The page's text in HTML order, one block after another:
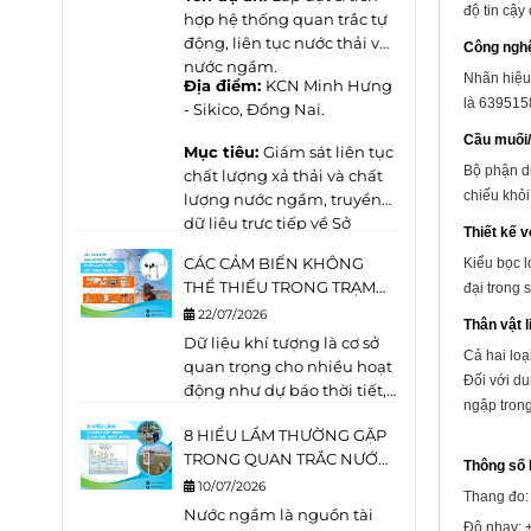
độ tin cậy
Công
Nhãn
là
Cầu
Bộ phận
chiếu
Thiết kế
Kiểu bọc
đại trong
Thân vật
Cả hai
Đối với
ngập
Thông số
Thang
nước. Mặc dù đều là các
công trình khai thác vào
tầng chứa nước dưới
đất,giếng khai
thác và giếng quan
đích hoàn toàn khác nhau.
hợp hệ thống quan trắc tự
động, liên tục nước thải và
nước ngầm.
Địa điểm: KCN Minh Hưng
- Sikico, Đồng Nai.
Mục tiêu: Giám sát liên tục
chất lượng xả thải và chất
lượng nước ngầm, truyền
dữ liệu trực tiếp về Sở
trường theo đúng quy định
pháp luật.
CÁC CẢM BIẾN KHÔNG
THỂ THIẾU TRONG TRẠM
KHÍ TƯỢNG TỰ ĐỘNG
(AWS)
22/07/2026
Dữ liệu khí tượng là cơ sở
quan trọng cho nhiều hoạt
động như dự báo thời tiết,
cảnh báo thiên tai, vận
hành nhà máy điện gió,
điện mặt trời, nông nghiệp
thông minh và quan trắc
8 HIỂU LẦM THƯỜNG GẶP
TRONG QUAN TRẮC NƯỚC
NGẦM
10/07/2026
Nước ngầm là nguồn tài